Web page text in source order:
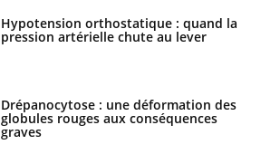
Hypotension orthostatique : quand la
pression artérielle chute au lever
Drépanocytose : une déformation des
globules rouges aux conséquences
graves